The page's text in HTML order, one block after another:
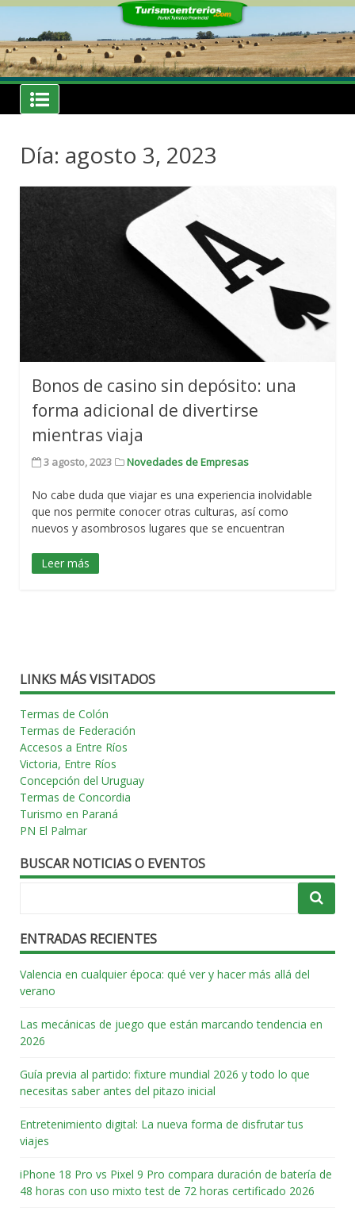
Skip
content
Noticias
Turismoentrerios.com
Día: agosto 3, 2023
Bonos de casino sin depósito: una
forma adicional de divertirse
mientras viaja
3 agosto, 2023 Novedades de Empresas
No cabe duda que viajar es una experiencia inolvidable
que nos permite conocer otras culturas, así como
nuevos y asombrosos lugares que se encuentran
Leer más
LINKS MÁS VISITADOS
Termas de Colón
Termas de Federación
Accesos a Entre Ríos
Victoria, Entre Ríos
Concepción del Uruguay
Termas de Concordia
Turismo en Paraná
PN El Palmar
BUSCAR NOTICIAS O EVENTOS
ENTRADAS RECIENTES
Valencia en cualquier época: qué ver y hacer más allá del
verano
Las mecánicas de juego que están marcando tendencia en
2026
Guía previa al partido: fixture mundial 2026 y todo lo que
necesitas saber antes del pitazo inicial
Entretenimiento digital: La nueva forma de disfrutar tus
viajes
iPhone 18 Pro vs Pixel 9 Pro compara duración de batería de
48 horas con uso mixto test de 72 horas certificado 2026